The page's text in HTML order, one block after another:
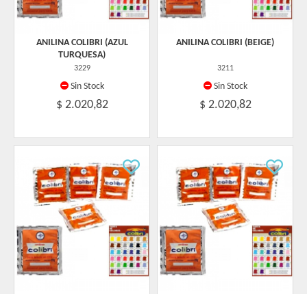
ANILINA COLIBRI (AZUL
TURQUESA)
3229
Sin Stock
$ 2.020,82
ANILINA COLIBRI (BEIGE)
3211
Sin Stock
$ 2.020,82